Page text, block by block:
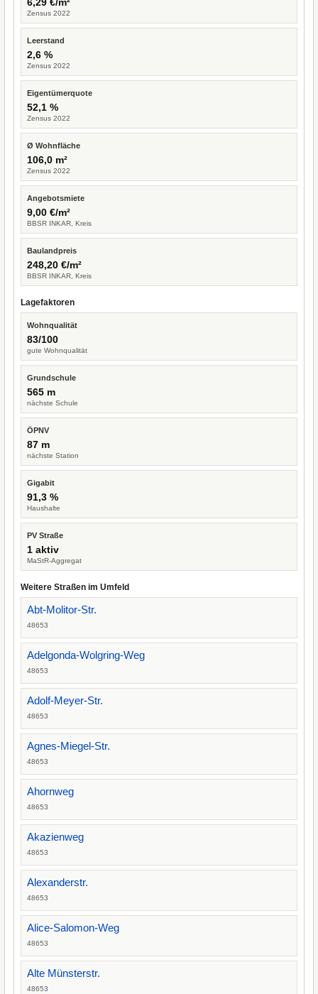
Zensus 2022
Leerstand
2,6 %
Zensus 2022
Eigentümerquote
52,1 %
Zensus 2022
Ø Wohnfläche
106,0 m²
Zensus 2022
Angebotsmiete
9,00 €/m²
BBSR INKAR, Kreis
Baulandpreis
248,20 €/m²
BBSR INKAR, Kreis
Lagefaktoren
Wohnqualität
83/100
gute Wohnqualität
Grundschule
565 m
nächste Schule
ÖPNV
87 m
nächste Station
Gigabit
91,3 %
Haushalte
PV Straße
1 aktiv
MaStR-Aggregat
Weitere Straßen im Umfeld
Abt-Molitor-Str.
48653
Adelgonda-Wolgring-Weg
48653
Adolf-Meyer-Str.
48653
Agnes-Miegel-Str.
48653
Ahornweg
48653
Akazienweg
48653
Alexanderstr.
48653
Alice-Salomon-Weg
48653
Alte Münsterstr.
48653